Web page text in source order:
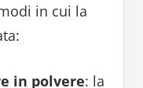
in cui la
in polvere: la